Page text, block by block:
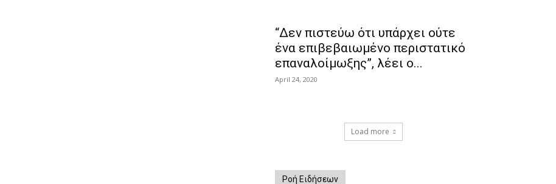
“Δεν πιστεύω ότι υπάρχει ούτε
ένα επιβεβαιωμένο περιστατικό
επαναλοίμωξης”, λέει ο...
April 24, 2020
Load more
Ροή Ειδήσεων